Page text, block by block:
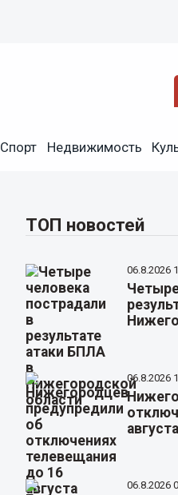
Спорт Недвижимость
ТОП новостей
06.8.2026
06.8.2026
августа
06.8.2026